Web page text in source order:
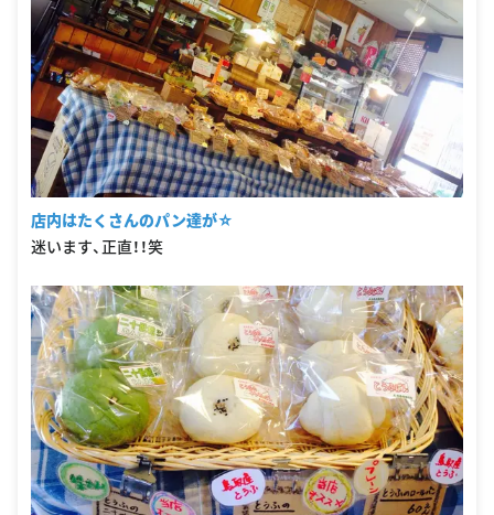
店内はたくさんのパン達が☆
迷います、正直！！笑